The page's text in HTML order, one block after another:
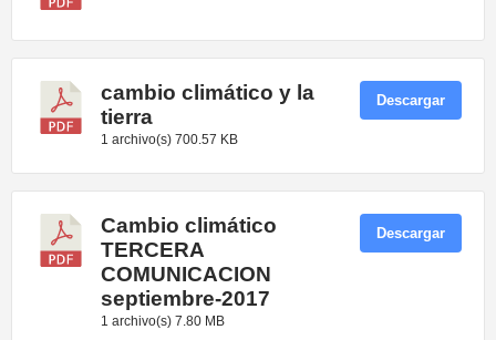
cambio climático y la
tierra
1 archivo(s) 700.57 KB
Descargar
Cambio climático
TERCERA
COMUNICACION
septiembre-2017
1 archivo(s) 7.80 MB
Descargar